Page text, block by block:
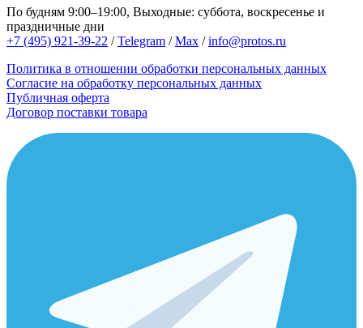
По будням 9:00–19:00, Выходные: суббота, воскресенье и
праздничные дни
+7 (495) 921-39-22 /Telegram /Max /info@protos.ru
Политика в отношении обработки персональных данных
Согласие на обработку персональных данных
Публичная оферта
Договор поставки товара